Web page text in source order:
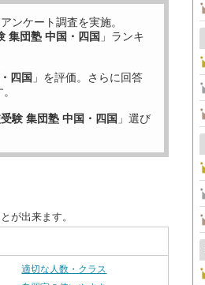
ンケート調査を実施。
集団塾 中国・四国 」ランキ
四国 」を評価。さらに回答
験 集団塾 中国・四国 」選び
が出来ます。
適切な人数・クラス